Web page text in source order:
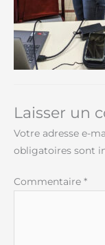
Laisser un
Votre adresse e-
obligatoires sont
Commentaire *